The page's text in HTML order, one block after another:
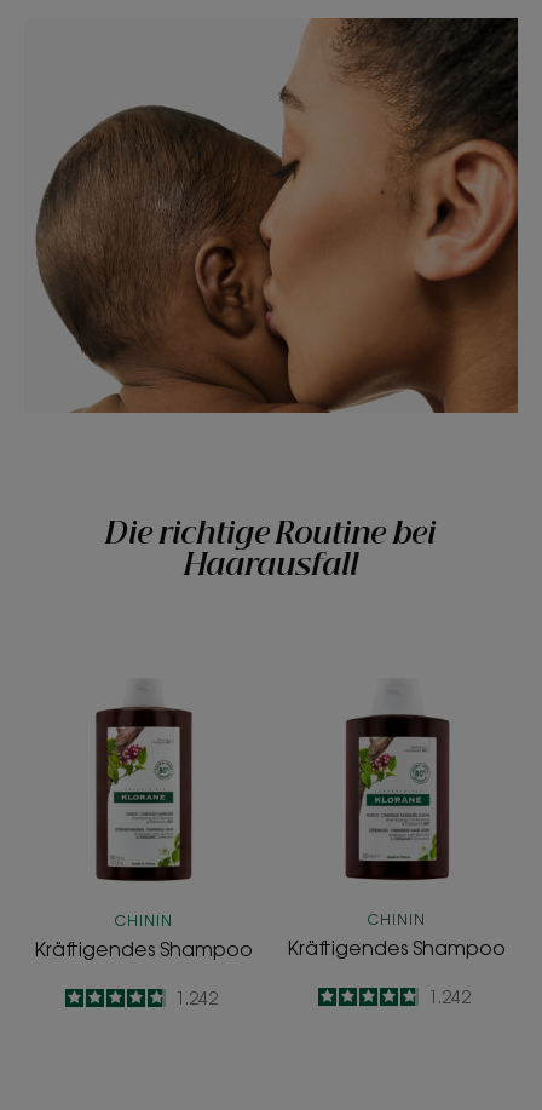
Die richtige Routine bei
Haarausfall
Shampoo
CHININ
Kräftigendes Shampoo
4.8
/51.242
CHININ
Kräftigendes Shampoo
4.8
/51.242